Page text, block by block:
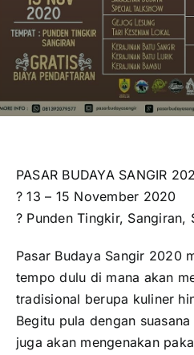
Publikasi
Peta Wisata
BLU
PASAR BUDAYA SANGIR
? 13 – 15 November 2020
? Punden Tingkir, Sangiran,
Pasar Budaya Sangir 2020
tempo dulu di mana akan
tradisional berupa kuliner
Begitu pula dengan
juga akan mengenakan